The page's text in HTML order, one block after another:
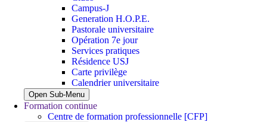
Campus-J
Generation H.O.P.E.
Pastorale universitaire
Opération 7e jour
Services pratiques
Résidence USJ
Carte privilège
Calendrier universitaire
Open Sub-Menu
Formation continue
Centre de formation professionnelle [CFP]